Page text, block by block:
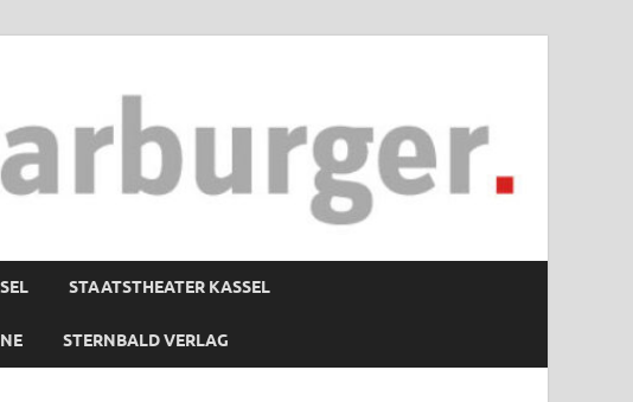
STAATSTHEATER KASSEL
STERNBALD VERLAG